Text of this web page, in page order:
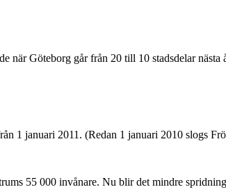
Göteborg går från 20 till 10 stadsdelar
1 januari 2011. (Redan 1 januari 2010 slogs
55 000 invånare. Nu blir det mindre